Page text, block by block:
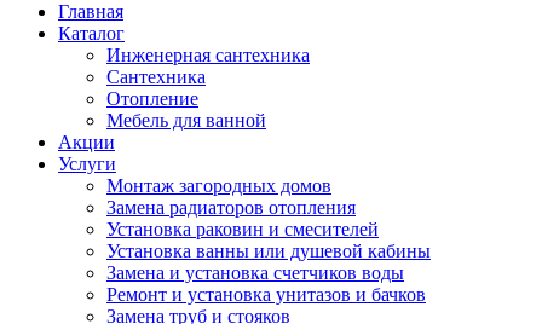
Главная
Каталог
Инженерная сантехника
Сантехника
Отопление
Мебель для ванной
Акции
Услуги
Монтаж загородных домов
Замена радиаторов отопления
Установка раковин и смесителей
Установка ванны или душевой кабины
Замена и установка счетчиков воды
Ремонт и установка унитазов и бачков
Замена труб и стояков